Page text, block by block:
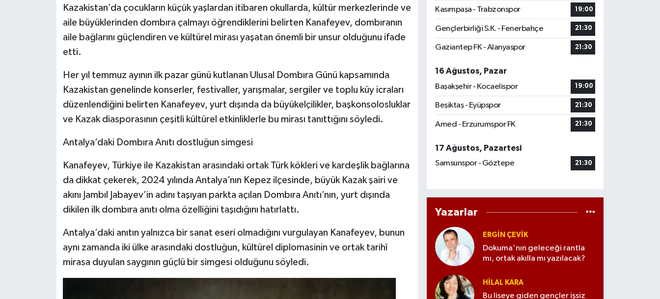
Kazakistan’da çocukların küçük yaşlardan itibaren okullarda, kültür merkezlerinde ve
aile büyüklerinden dombıra çalmayı öğrendiklerini belirten Kanafeyev, dombıranın
aile bağlarını güçlendiren ve kültürel mirası yaşatan önemli bir unsur olduğunu ifade
etti.
Her yıl temmuz ayının ilk pazar günü kutlanan Ulusal Dombıra Günü kapsamında
Kazakistan genelinde konserler, festivaller, yarışmalar, sergiler ve toplu küy icraları
düzenlendiğini belirten Kanafeyev, yurt dışında da büyükelçilikler, başkonsolosluklar
ve Kazak diasporasının çeşitli kültürel etkinliklerle bu mirası tanıttığını söyledi.
Antalya’daki Dombıra Anıtı dostluğun simgesi
Kanafeyev, Türkiye ile Kazakistan arasındaki ortak Türk kökleri ve kardeşlik bağlarına
da dikkat çekerek, 2024 yılında Antalya’nın Kepez ilçesinde, büyük Kazak şairi ve
akını Jambıl Jabayev’in adını taşıyan parkta açılan Dombıra Anıtı’nın, yurt dışında
dikilen ilk dombıra anıtı olma özelliğini taşıdığını hatırlattı.
Antalya’daki anıtın yalnızca bir sanat eseri olmadığını vurgulayan Kanafeyev, bunun
aynı zamanda iki ülke arasındaki dostluğun, kültürel diplomasinin ve ortak tarihî
mirasa duyulan saygının güçlü bir simgesi olduğunu söyledi.
Kasımpaşa - Trabzonspor 19:00
Gençlerbirliği S.K. - Fenerbahçe 21:30
Gaziantep FK - Alanyaspor 21:30
16 Ağustos, Pazar
Başakşehir - Kocaelispor
19:00
Beşiktaş - Eyüpspor 21:30
Amed - Erzurumspor FK 21:30
17 Ağustos, Pazartesi
Samsunspor - Göztepe
21:30
Yazarlar
ERGIN ÇEVİK
Dokuma'nın geleceği rantla
mı, ortak akılla mı yazılacak?
HILAL KARA
Bu liseye giden gençler işsiz